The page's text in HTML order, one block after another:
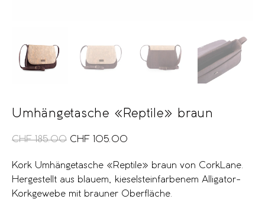
Umhängetasche «Reptile» braun
CHF185.00 CHF 105.00
Kork Umhängetasche «Reptile» braun von CorkLane.
Hergestellt aus blauem, kieselsteinfarbenem Alligator-
Korkgewebe mit brauner Oberfläche.